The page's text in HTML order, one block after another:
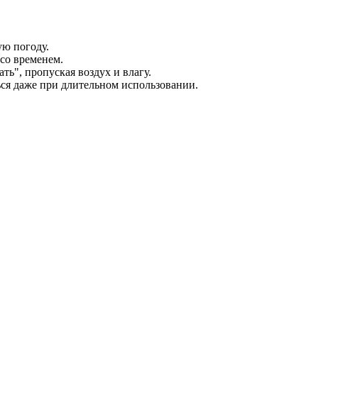
погоду.
временем.
пропуская воздух и влагу.
даже при длительном использовании.